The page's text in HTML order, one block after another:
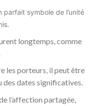
symbole de l’unité
longtemps, comme
les porteurs, il peut être
des dates significatives.
l’affection partagée,